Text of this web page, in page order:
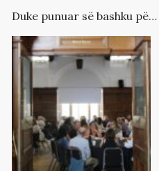
Duke punuar së bashku për
të përmirësuar rezultatet
për personat që largohen
nga kujdesi